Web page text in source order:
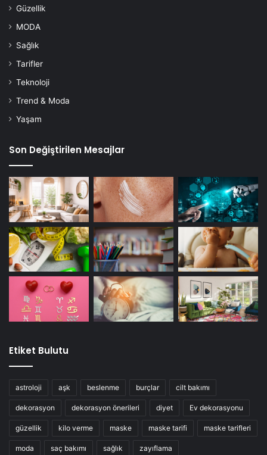
Güzellik
MODA
Sağlık
Tarifler
Teknoloji
Trend & Moda
Yaşam
Son Değiştirilen Mesajlar
Etiket Bulutu
astroloji aşk beslenme burçlar cilt bakımı
dekorasyon dekorasyon önerileri diyet Ev dekorasyonu
güzellik kilo verme maske maske tarifi maske tarifleri
moda saç bakımı sağlık zayıflama